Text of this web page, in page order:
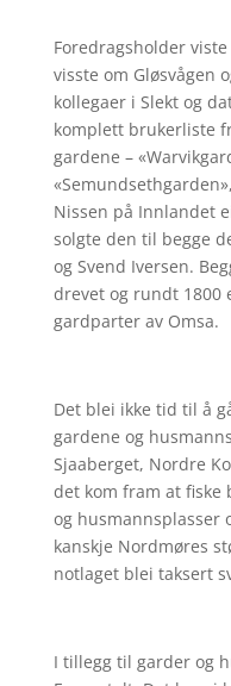
Foredragsholder
visste om Gløsvågen
kollegaer i Slekt og
komplett brukerliste
gardene –
Nissen på Innlandet
solgte den til begge
og Svend Iversen.
drevet og rundt 1800
gardparter av Omsa.
Det blei ikke tid til å
gardene og
Sjaaberget, Nordre
det kom fram at fiske
og husmannsplasser
kanskje Nordmøres
notlaget blei taksert
I tillegg til garder og